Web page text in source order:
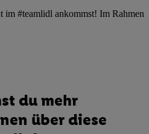
im #teamlidl ankommst! Im Rahmen
du mehr
über diese